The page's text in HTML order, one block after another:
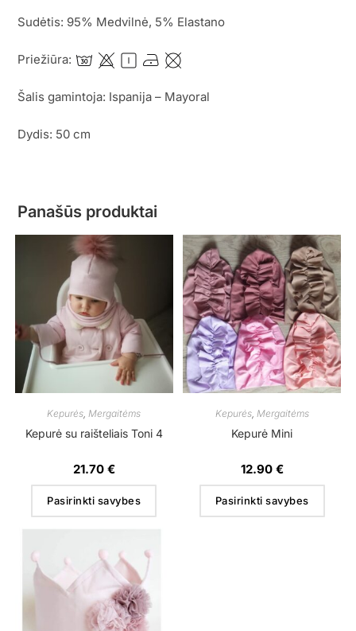
Sudėtis: 95% Medvilnė, 5% Elastano
Priežiūra:
Šalis gamintoja: Ispanija – Mayoral
Dydis: 50 cm
Panašūs produktai
Kepurės,Mergaitėms
Kepurė su raišteliais Toni 4
21.70 €
Pasirinkti savybes
Kepurės, Mergaitėms
Kepurė Mini
12.90 €
Pasirinkti savybes